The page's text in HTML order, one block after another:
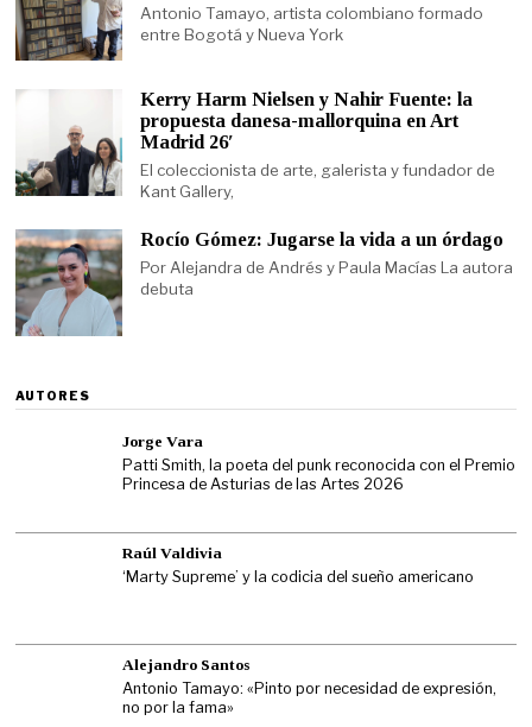
Antonio Tamayo, artista colombiano formado
entre Bogotá y Nueva York
Kerry Harm Nielsen y Nahir Fuente: la
propuesta danesa-mallorquina en Art
Madrid 26′
El coleccionista de arte, galerista y fundador de
Kant Gallery,
Rocío Gómez: Jugarse la vida a un órdago
Por Alejandra de Andrés y Paula Macías La autora
debuta
AUTORES
Jorge Vara
Patti Smith, la poeta del punk reconocida con el Premio
Princesa de Asturias de las Artes 2026
Raúl Valdivia
‘Marty Supreme’ y la codicia del sueño americano
Alejandro Santos
Antonio Tamayo: «Pinto por necesidad de expresión,
no por la fama»